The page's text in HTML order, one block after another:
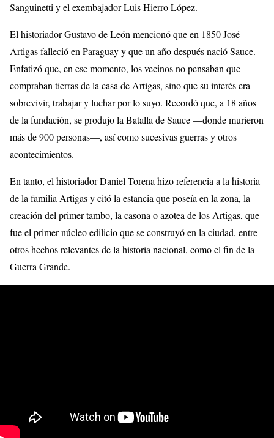
Sanguinetti y el exembajador Luis Hierro López.
El historiador Gustavo de León mencionó que en 1850 José
Artigas falleció en Paraguay y que un año después nació Sauce.
Enfatizó que, en ese momento, los vecinos no pensaban que
compraban tierras de la casa de Artigas, sino que su interés era
sobrevivir, trabajar y luchar por lo suyo. Recordó que, a 18 años
de la fundación, se produjo la Batalla de Sauce —donde murieron
más de 900 personas—, así como sucesivas guerras y otros
acontecimientos.
En tanto, el historiador Daniel Torena hizo referencia a la historia
de la familia Artigas y citó la estancia que poseía en la zona, la
creación del primer tambo, la casona o azotea de los Artigas, que
fue el primer núcleo edilicio que se construyó en la ciudad, entre
otros hechos relevantes de la historia nacional, como el fin de la
Guerra Grande.